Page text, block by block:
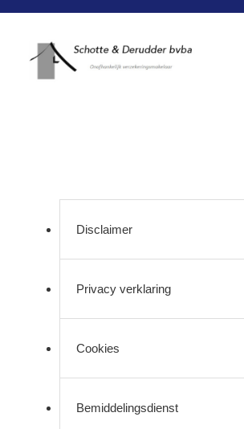
Disclaimer
Privacy verklaring
Cookies
Bemiddelingsdienst